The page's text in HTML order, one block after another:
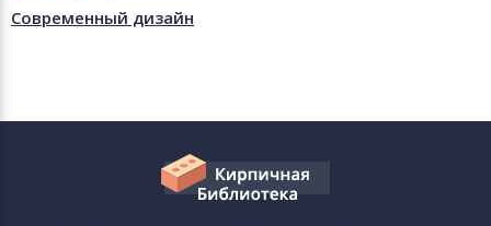
Современный дизайн